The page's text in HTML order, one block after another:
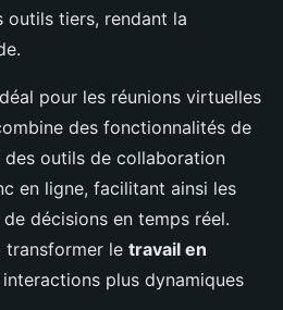
tiers, rendant la
pour les réunions virtuelles
des fonctionnalités de
outils de collaboration
en ligne, facilitant ainsi les
décisions en temps réel.
transformer le travail en
plus dynamiques